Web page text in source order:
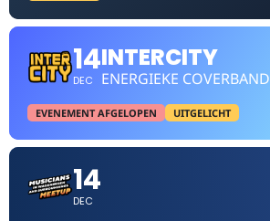
14
DEC
INTERCITY
ENERGIEKE COVERBAND
EVENEMENT AFGELOPEN UITGELICHT
14
DEC